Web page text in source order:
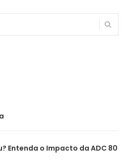
Entenda o Impacto da ADC 80